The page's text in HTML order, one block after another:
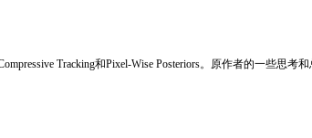
Tracking和Pixel-Wise Posteriors。原作者的一些思考和